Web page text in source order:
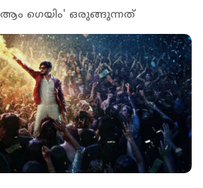
ഗെയിം' ഒരുങ്ങുന്നത്